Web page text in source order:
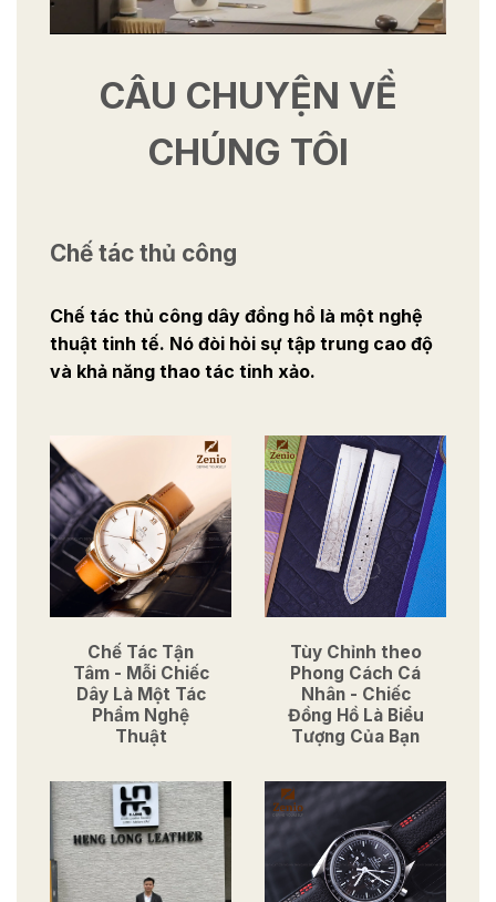
CÂU CHUYỆN VỀ
CHÚNG TÔI
Chế tác thủ công
Chế tác thủ công dây đồng hồ là một nghệ
thuật tinh tế. Nó đòi hỏi sự tập trung cao độ
và khả năng thao tác tinh xảo.
Chế Tác Tận
Tâm - Mỗi Chiếc
Dây Là Một Tác
Phẩm Nghệ
Thuật
Tùy Chỉnh theo
Phong Cách Cá
Nhân - Chiếc
Đồng Hồ Là Biểu
Tượng Của Bạn